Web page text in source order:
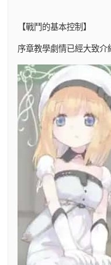
【戰鬥的基本控制】
序章教學劇情已經大致介